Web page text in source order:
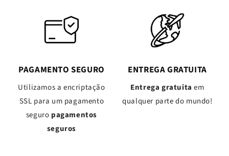
PAGAMENTO SEGURO
Utilizamos a encriptação
SSL para um pagamento
seguro pagamentos
seguros
ENTREGA GRATUITA
Entrega gratuita em
qualquer parte do mundo!